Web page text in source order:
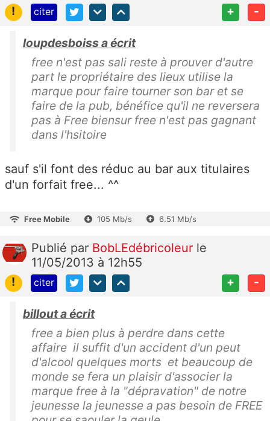
!
citer + -
loupdesboiss a écrit
free n'est pas sali reste à prouver d'autre
part le propriétaire des lieux utilise la
marque pour faire tourner son bar et se
faire de la pub, bénéfice qu'il ne reversera
pas à Free biensur free n'est pas gagnant
dans l'hsitoire
sauf s'il font des réduc au bar aux titulaires
d'un forfait free... ^^
Free Mobile 105 Mb/s 6.51 Mb/s
Publié par BobLEdébricoleur le
11/05/2013 à 12h55
!
citer + -
billout a écrit
free a bien plus à perdre dans cette
affaire il suffit d'un accident d'un peut
d'alcool quelques morts et beaucoup de
monde se fera un plaisir d'associer la
marque free à la "dépravation" de notre
jeunesse la jeunesse a pas besoin de FREE